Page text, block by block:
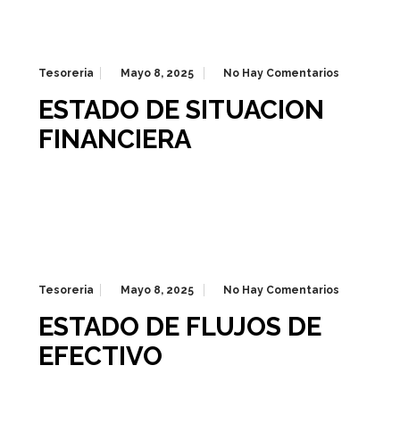
Tesoreria Mayo 8, 2025 No Hay Comentarios
ESTADO DE SITUACION
FINANCIERA
Tesoreria Mayo 8, 2025 No Hay Comentarios
ESTADO DE FLUJOS DE
EFECTIVO